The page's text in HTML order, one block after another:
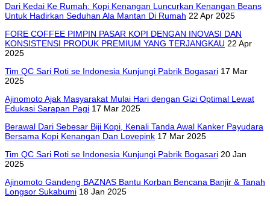
Dari Kedai Ke Rumah: Kopi Kenangan Luncurkan Kenangan Beans
Untuk Hadirkan Seduhan Ala Mantan Di Rumah 22 Apr 2025
FORE COFFEE PIMPIN PASAR KOPI DENGAN INOVASI DAN
KONSISTENSI PRODUK PREMIUM YANG TERJANGKAU 22 Apr
2025
Tim QC Sari Roti se Indonesia Kunjungi Pabrik Bogasari 17 Mar
2025
Ajinomoto Ajak Masyarakat Mulai Hari dengan Gizi Optimal Lewat
Edukasi Sarapan Pagi 17 Mar 2025
Berawal Dari Sebesar Biji Kopi, Kenali Tanda Awal Kanker Payudara
Bersama Kopi Kenangan Dan Lovepink 17 Mar 2025
Tim QC Sari Roti se Indonesia Kunjungi Pabrik Bogasari 20 Jan
2025
Ajinomoto Gandeng BAZNAS Bantu Korban Bencana Banjir & Tanah
Longsor Sukabumi 18 Jan 2025